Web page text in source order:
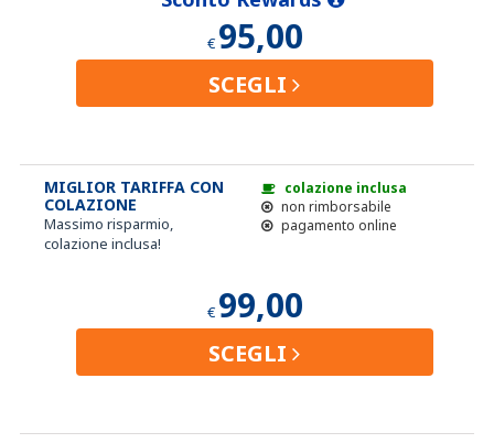
€ 95,00
SCEGLI
MIGLIOR TARIFFA CON
COLAZIONE
Massimo risparmio,
colazione inclusa!
colazione inclusa
non rimborsabile
pagamento online
€ 99,00
SCEGLI